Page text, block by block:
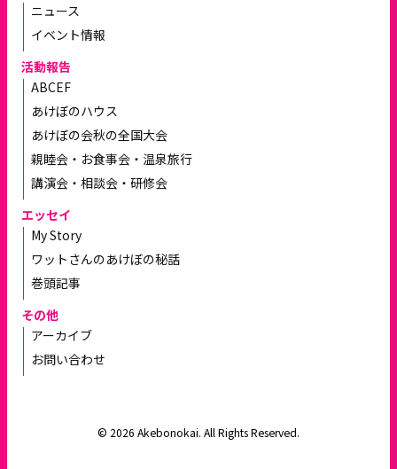
ニュース
イベント情報
活動報告
ABCEF
あけぼのハウス
あけぼの会秋の全国大会
親睦会・お食事会・温泉旅行
講演会・相談会・研修会
エッセイ
My Story
ワットさんのあけぼの秘話
巻頭記事
その他
アーカイブ
お問い合わせ
© 2026 Akebonokai. All Rights Reserved.